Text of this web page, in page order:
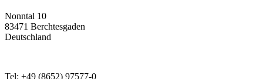
Nonntal 10
83471 Berchtesgaden
Deutschland
Tel: +49 (8652) 97577-0